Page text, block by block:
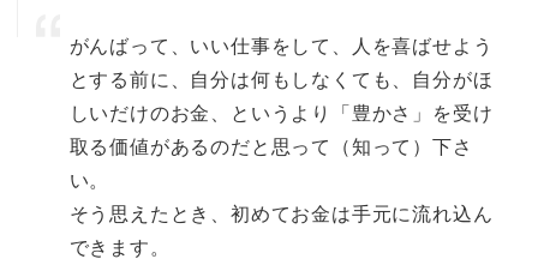
がんばって、いい仕事をして、人を喜ばせよう
とする前に、自分は何もしなくても、自分がほ
しいだけのお金、というより「豊かさ」を受け
取る価値があるのだと思って（知って）下さ
い。
そう思えたとき、初めてお金は手元に流れ込ん
できます。